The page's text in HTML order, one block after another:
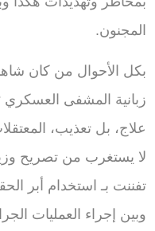
المجنون.
بكل الأحوال من كان
علاج، بل تعذيب،
لا يستغرب من تصريح
تفننت بـ استخدام أبر
وبين إجراء العمليات